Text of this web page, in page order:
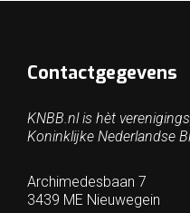
Contactgegevens
KNBB.nl is hèt
Koninklijke Nederlandse
Archimedesbaan 7
3439 ME Nieuwegein